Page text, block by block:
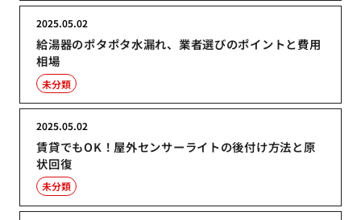
給湯器のポタポタ水漏れ、業者選びのポイントと費用
相場
2025.05.02
未分類
賃貸でもOK！屋外センサーライトの後付け方法と原
状回復
2025.05.02
未分類